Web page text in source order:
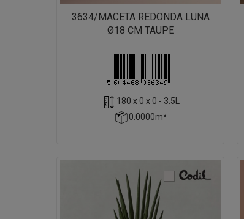
3634/MACETA REDONDA LUNA
Ø18 CM TAUPE
180 x 0 x 0 - 3.5L
0.0000m³